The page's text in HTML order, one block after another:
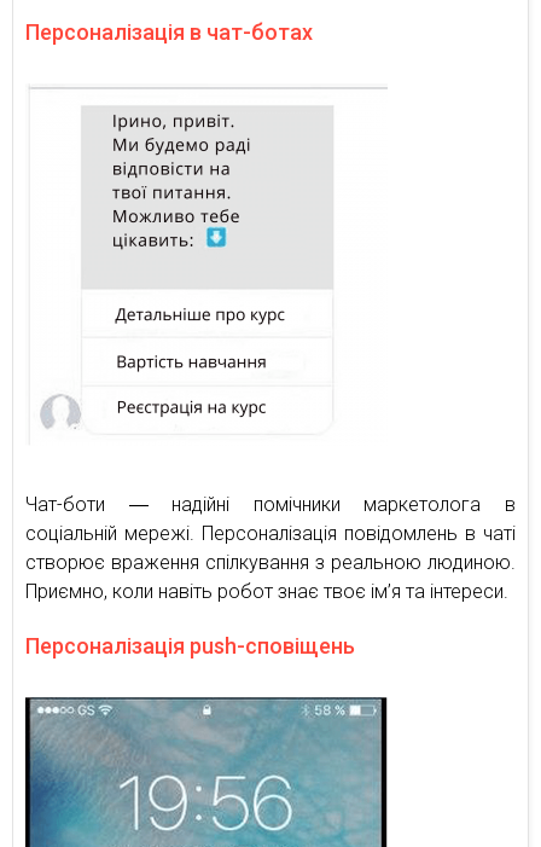
Персоналізація в чат-ботах
Чат-боти ― надійні помічники маркетолога в
соціальній мережі. Персоналізація повідомлень в чаті
створює враження спілкування з реальною людиною.
Приємно, коли навіть робот знає твоє ім’я та інтереси.
Персоналізація push-сповіщень